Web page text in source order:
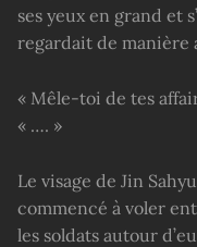
ses yeux en grand et
regardait de manière
« Mêle-toi de tes
« …. »
Le visage de Jin
commencé à voler
les soldats autour